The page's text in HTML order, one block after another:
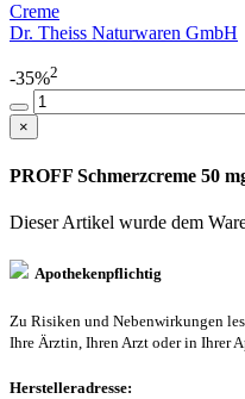
Creme
Dr. Theiss Naturwaren GmbH
-35%2
×
PROFF Schmerzcreme 50
Dieser Artikel wurde dem
Apothekenpflichtig
Zu Risiken und Nebenwirkungen
Ihre Ärztin, Ihren Arzt oder in Ihrer
Herstelleradresse: